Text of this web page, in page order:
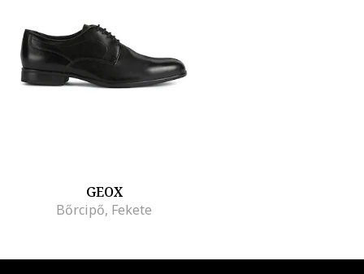
GEOX
Bőrcipő, Fekete